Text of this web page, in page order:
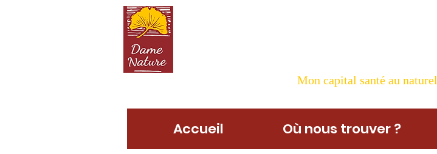
Mon capital santé au naturel
Accueil Où nous trouver ?